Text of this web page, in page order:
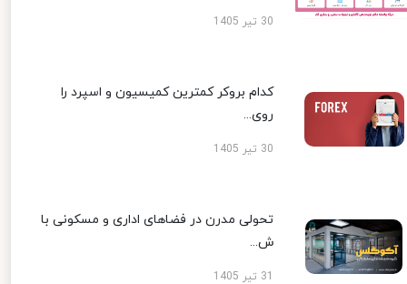
30 تیر 1405
کدام بروکر کمترین کمیسیون و اسپرد را
روی...
30 تیر 1405
تحولی مدرن در فضاهای اداری و مسکونی با
ش...